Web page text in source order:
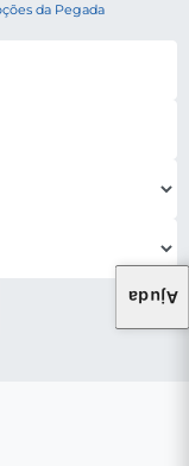
Ajuda
da Pegada